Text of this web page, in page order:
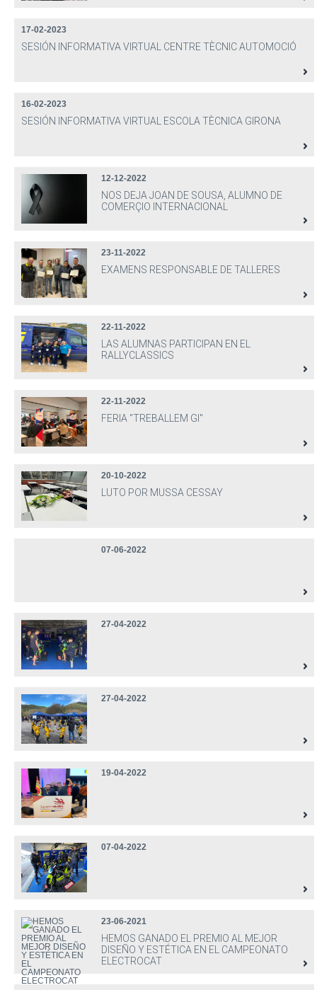
17-02-2023
SESIÓN INFORMATIVA VIRTUAL CENTRE TÈCNIC AUTOMOCIÓ
16-02-2023
SESIÓN INFORMATIVA VIRTUAL ESCOLA TÈCNICA GIRONA
12-12-2022
NOS DEJA JOAN DE SOUSA, ALUMNO DE
COMERÇIO INTERNACIONAL
23-11-2022
EXAMENS RESPONSABLE DE TALLERES
22-11-2022
LAS ALUMNAS PARTICIPAN EN EL
RALLYCLASSICS
22-11-2022
FERIA "TREBALLEM GI"
20-10-2022
LUTO POR MUSSA CESSAY
07-06-2022
27-04-2022
27-04-2022
19-04-2022
07-04-2022
23-06-2021
HEMOS GANADO EL PREMIO AL MEJOR
DISEÑO Y ESTÉTICA EN EL CAMPEONATO
ELECTROCAT